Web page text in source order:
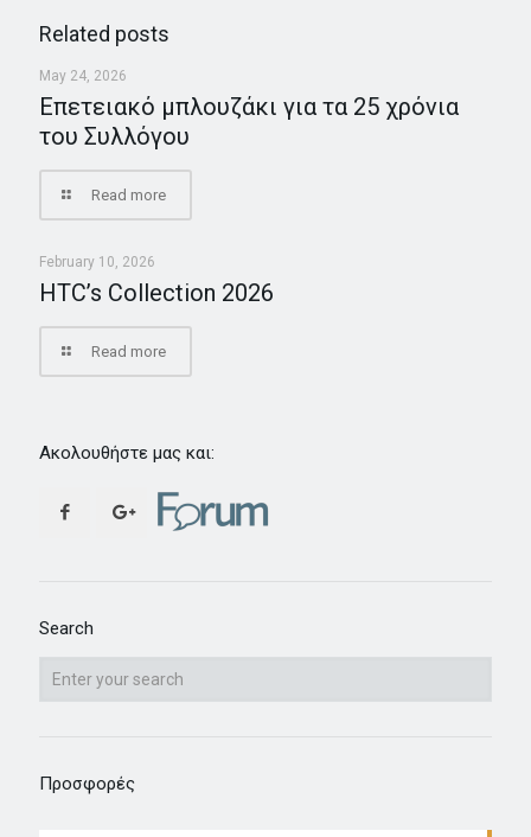
Related posts
May 24, 2026
Επετειακό μπλουζάκι για τα 25 χρόνια
του Συλλόγου
Read more
February 10, 2026
HTC’s Collection 2026
Read more
Ακολουθήστε μας και:
Search
Προσφορές